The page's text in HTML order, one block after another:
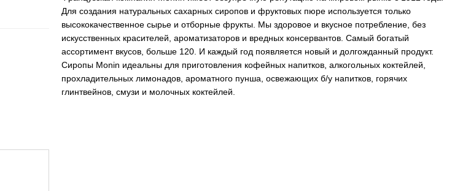
Для создания натуральных сахарных сиропов и фруктовых пюре используется только
высококачественное сырье и отборные фрукты. Мы здоровое и вкусное потребление, без
искусственных красителей, ароматизаторов и вредных консервантов. Самый богатый
ассортимент вкусов, больше 120. И каждый год появляется новый и долгожданный продукт.
Сиропы Monin идеальны для приготовления кофейных напитков, алкогольных коктейлей,
прохладительных лимонадов, ароматного пунша, освежающих б/у напитков, горячих
глинтвейнов, смузи и молочных коктейлей.